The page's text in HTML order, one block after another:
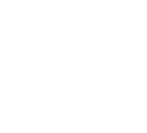
über service-bw.de